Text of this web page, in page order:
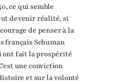
ce qui semble
devenir réalité, si
de penser à la
français Schuman
ont fait la prospérité
une conviction
et sur la volonté